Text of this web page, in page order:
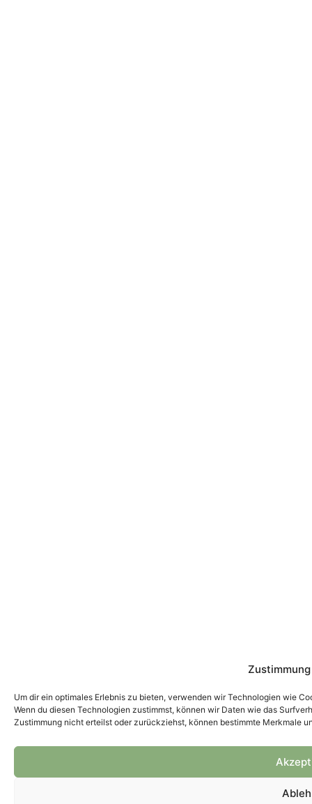
Um dir ein optimales Erlebnis zu bieten, verwenden wir Technologien wie
Wenn du diesen Technologien zustimmst, können wir Daten wie das
Zustimmung nicht erteilst oder zurückziehst, können bestimmte Merkmale